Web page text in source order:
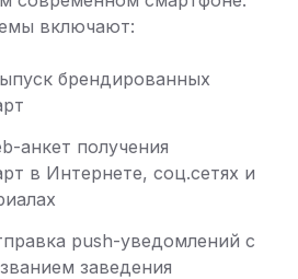
включают:
брендированных
анкет получения
в Интернете, соц.сетях и
push-уведомлений с
заведения